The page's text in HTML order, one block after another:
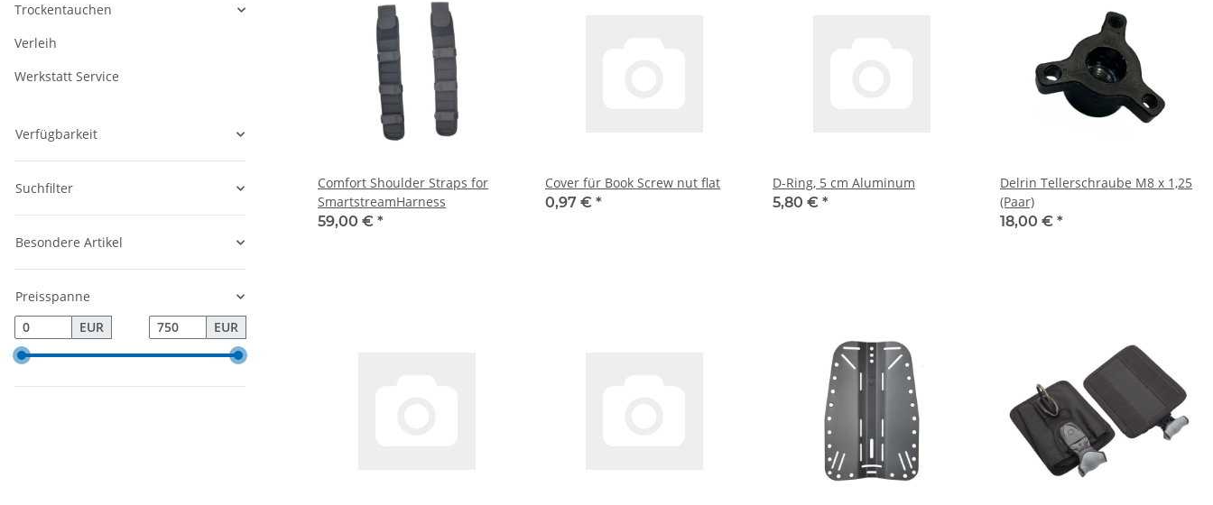
Comfort Shoulder Straps for
SmartstreamHarness
59,00 € *
Cover für Book Screw nut flat
0,97 € *
D-Ring, 5 cm Aluminum
5,80 € *
Delrin Tellerschraube M8 x 1,25
(Paar)
18,00 € *
Trockentauchen
Verleih
Werkstatt Service
Verfügbarkeit
Suchfilter
Besondere Artikel
Preisspanne
EUR
EUR